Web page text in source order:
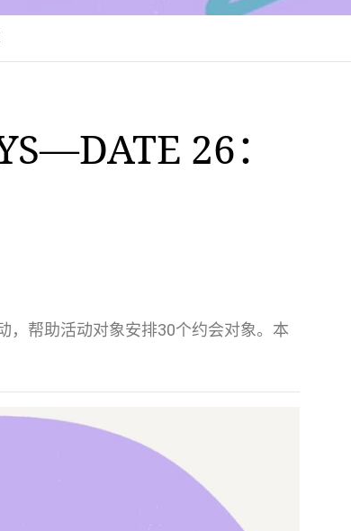
26：
，帮助活动对象安排30个约会对象。本